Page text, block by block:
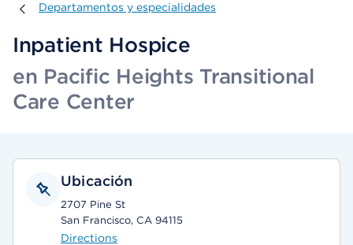
Departamentos y especialidades
Departamentos y especialidades
Inpatient Hospice
en Pacific Heights Transitional
Care Center
Ubicación
2707 Pine St
San Francisco, CA 94115
Directions